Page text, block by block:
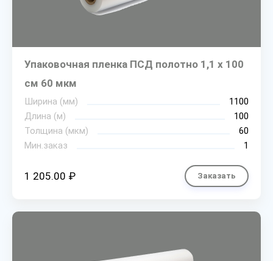
Упаковочная пленка ПСД полотно 1,1 х 100
см 60 мкм
Ширина (мм)
1100
Длина (м)
100
Толщина (мкм)
60
Мин.заказ
1
1 205.00 ₽ Заказать